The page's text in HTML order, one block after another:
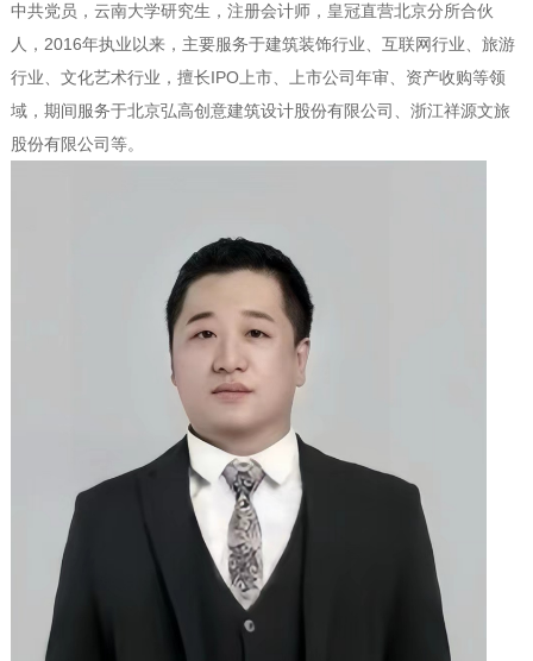
中共党员，云南大学研究生，注册会计师，皇冠直营北京分所合伙
人，2016年执业以来，主要服务于建筑装饰行业、互联网行业、旅游
行业、文化艺术行业，擅长IPO上市、上市公司年审、资产收购等领
域，期间服务于北京弘高创意建筑设计股份有限公司、浙江祥源文旅
股份有限公司等。